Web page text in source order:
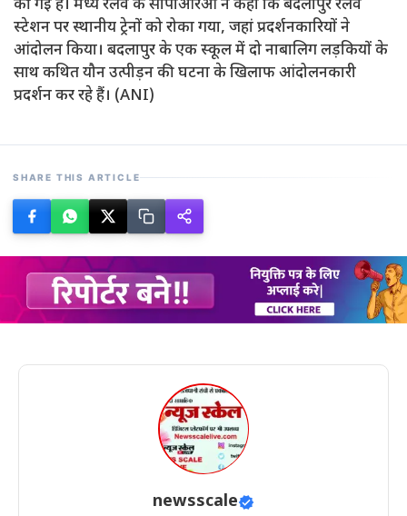
की गई है। मध्य रेलवे के सीपीआरओ ने कहा कि बदलापुर रेलवे
स्टेशन पर स्थानीय ट्रेनों को रोका गया, जहां प्रदर्शनकारियों ने
आंदोलन किया। बदलापुर के एक स्कूल में दो नाबालिग लड़कियों के
साथ कथित यौन उत्पीड़न की घटना के खिलाफ आंदोलनकारी
प्रदर्शन कर रहे हैं। (ANI)
SHARE THIS ARTICLE
newsscale